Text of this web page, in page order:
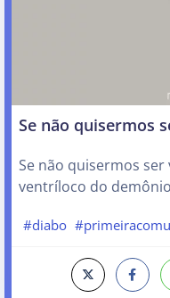
Se não quisermos
Se não quisermos
ventríloco do
#diabo